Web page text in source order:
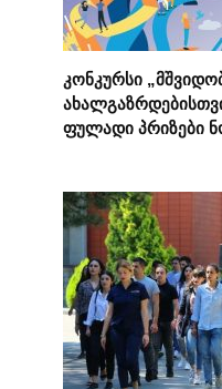
კონკურსი
ფულადი პრიზები